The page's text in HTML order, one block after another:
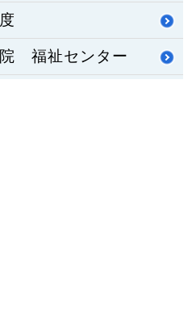
福祉センター